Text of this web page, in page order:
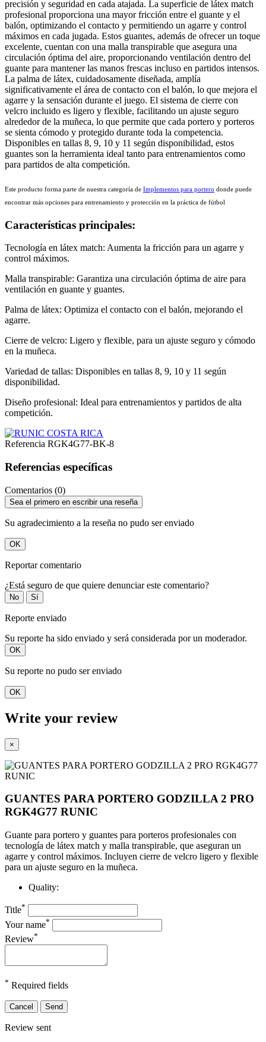
precisión y seguridad en cada atajada. La superficie de látex match
profesional proporciona una mayor fricción entre el guante y el
balón, optimizando el contacto y permitiendo un agarre y control
máximos en cada jugada. Estos guantes, además de ofrecer un toque
excelente, cuentan con una malla transpirable que asegura una
circulación óptima del aire, proporcionando ventilación dentro del
guante para mantener las manos frescas incluso en partidos intensos.
La palma de látex, cuidadosamente diseñada, amplía
significativamente el área de contacto con el balón, lo que mejora el
agarre y la sensación durante el juego. El sistema de cierre con
velcro incluido es ligero y flexible, facilitando un ajuste seguro
alrededor de la muñeca, lo que permite que cada portero y porteros
se sienta cómodo y protegido durante toda la competencia.
Disponibles en tallas 8, 9, 10 y 11 según disponibilidad, estos
guantes son la herramienta ideal tanto para entrenamientos como
para partidos de alta competición.
Este producto forma parte de nuestra categoría de Implementos para portero donde puede
encontrar más opciones para entrenamiento y protección en la práctica de fútbol
Características principales:
Tecnología en látex match: Aumenta la fricción para un agarre y
control máximos.
Malla transpirable: Garantiza una circulación óptima de aire para
ventilación en guante y guantes.
Palma de látex: Optimiza el contacto con el balón, mejorando el
agarre.
Cierre de velcro: Ligero y flexible, para un ajuste seguro y cómodo
en la muñeca.
Variedad de tallas: Disponibles en tallas 8, 9, 10 y 11 según
disponibilidad.
Diseño profesional: Ideal para entrenamientos y partidos de alta
competición.
Referencia RGK4G77-BK-8
Referencias específicas
Comentarios (0)
Sea el primero en escribir una reseña
Su agradecimiento a la reseña no pudo ser enviado
OK
Reportar comentario
¿Está seguro de que quiere denunciar este comentario?
No Sí
Reporte enviado
Su reporte ha sido enviado y será considerada por un moderador.
OK
Su reporte no pudo ser enviado
OK
Write your review
×
GUANTES PARA PORTERO GODZILLA 2 PRO
RGK4G77 RUNIC
Guante para portero y guantes para porteros profesionales con
tecnología de látex match y malla transpirable, que aseguran un
agarre y control máximos. Incluyen cierre de velcro ligero y flexible
para un ajuste seguro en la muñeca.
Quality:
Title*
Your name*
Review*
* Required fields
Cancel Send
Review sent